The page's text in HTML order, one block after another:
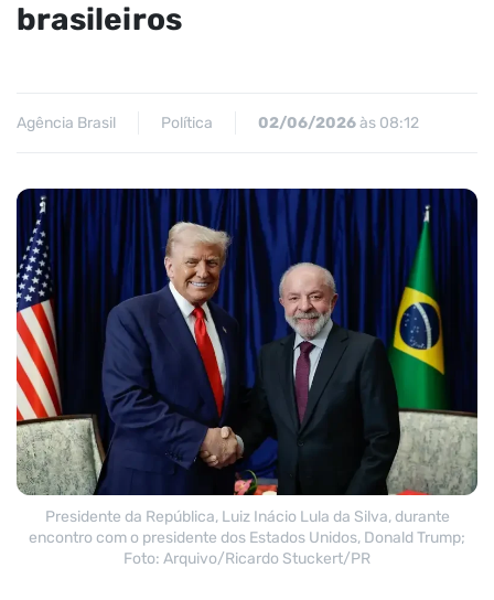
brasileiros
Agência Brasil Política 02/06/2026às 08:12
Presidente da República, Luiz Inácio Lula da Silva, durante
encontro com o presidente dos Estados Unidos, Donald Trump;
Foto: Arquivo/Ricardo Stuckert/PR